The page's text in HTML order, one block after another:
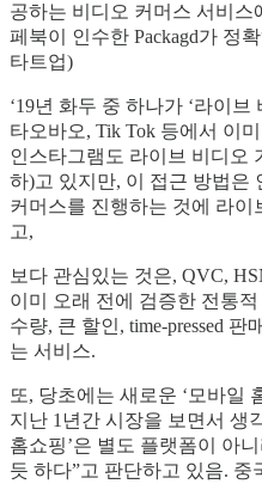
공하는 비디오 커머스 서비스
페북이 인수한 Packagd가 정
타트업)
‘19년 화두 중 하나가 ‘라이
타오바오, Tik Tok 등에서 이
인스타그램도 라이브 비디오
하)고 있지만, 이 접근 방법은
커머스를 진행하는 것에 라이
고,
보다 관심있는 것은, QVC,
이미 오래 전에 검증한 전통
수량, 큰 할인, time-pressed
는 서비스.
또, 당초에는 새로운 ‘모바일
지난 1년간 시장을 보면서 생
홈쇼핑’은 별도 플랫폼이 아
듯 하다”고 판단하고 있음. 중